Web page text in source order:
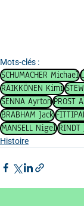
Mots-clés :
SCHUMACHER Michael
RÄIKKÖNEN Kimi
SENNA Ayrton PROST
BRABHAM Jack
MANSELL Nigel RINDT
Histoire